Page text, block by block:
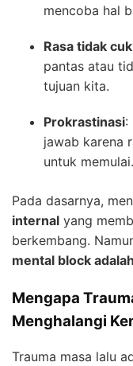
mencoba hal
Rasa tidak
pantas atau
tujuan kita.
Prokrastinasi:
jawab karena
untuk memulai.
Pada dasarnya,
internal yang
berkembang.
mental block
Mengapa
Menghalangi
Trauma masa lalu